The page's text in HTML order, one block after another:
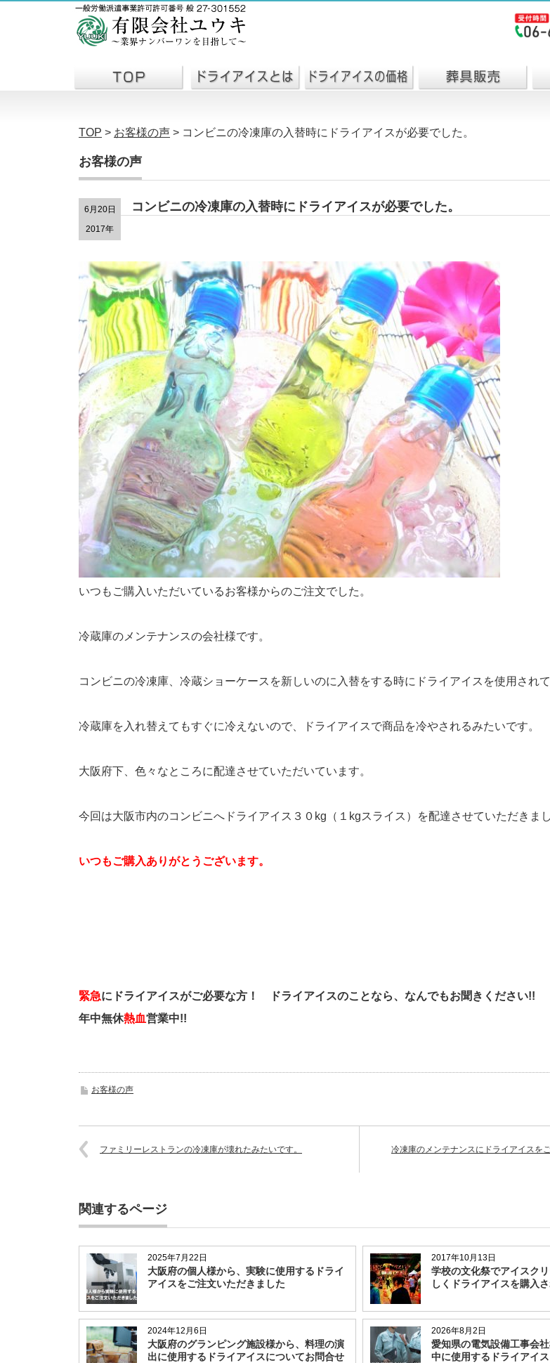
TOP > お客様の声 > コンビニの冷凍庫の入替時にドライアイスが必要でした。
お客様の声
6月20日
2017年
コンビニの冷凍庫の入替時にドライアイスが必要でした。
いつもご購入いただいているお客様からのご注文でした。
冷蔵庫のメンテナンスの会社様です。
コンビニの冷凍庫、冷蔵ショーケースを新しいのに入替をする時にドライアイスを使用されて
冷蔵庫を入れ替えてもすぐに冷えないので、ドライアイスで商品を冷やされるみたいです。
大阪府下、色々なところに配達させていただいています。
今回は大阪市内のコンビニへドライアイス３０kg（１kgスライス）を配達させていただきまし
いつもご購入ありがとうございます。
緊急にドライアイスがご必要な方！
ドライアイスのことなら、なんでもお聞きください!!
年中無休熱血営業中!!
お客様の声
ファミリーレストランの冷凍庫が壊れたみたいです。 冷凍庫のメンテナンスにドライアイスを
関連するページ
2025年7月22日
大阪府の個人様から、実験に使用するドライ
アイスをご注文いただきました
2017年10月13日
学校の文化祭でアイスク
しくドライアイスを購入さ
2024年12月6日
大阪府のグランピング施設様から、料理の演
出に使用するドライアイスについてお問合せ
2026年8月2日
愛知県の電気設備工事会
中に使用するドライアイ